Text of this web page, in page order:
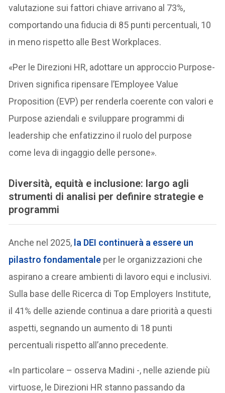
valutazione sui fattori chiave arrivano al 73%,
comportando una fiducia di 85 punti percentuali, 10
in meno rispetto alle Best Workplaces.
«Per le Direzioni HR, adottare un approccio Purpose-
Driven significa ripensare l’Employee Value
Proposition (EVP) per renderla coerente con valori e
Purpose aziendali e sviluppare programmi di
leadership che enfatizzino il ruolo del purpose
come leva di ingaggio delle persone».
Diversità, equità e inclusione: largo agli
strumenti di analisi per definire strategie e
programmi
Anche nel 2025, la DEI continuerà a essere un
pilastro fondamentale per le organizzazioni che
aspirano a creare ambienti di lavoro equi e inclusivi.
Sulla base delle Ricerca di Top Employers Institute,
il 41% delle aziende continua a dare priorità a questi
aspetti, segnando un aumento di 18 punti
percentuali rispetto all’anno precedente.
«In particolare – osserva Madini -, nelle aziende più
virtuose, le Direzioni HR stanno passando da